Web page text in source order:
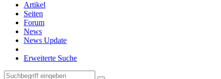
Artikel
Seiten
Forum
News
News Update
Erweiterte Suche